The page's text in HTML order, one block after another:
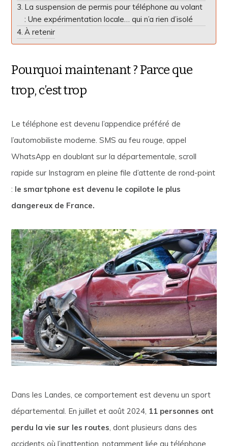
La suspension de permis pour téléphone au volant
: Une expérimentation locale… qui n’a rien d’isolé
À retenir
Pourquoi maintenant ? Parce que
trop, c’est trop
Le téléphone est devenu l’appendice préféré de
l’automobiliste moderne. SMS au feu rouge, appel
WhatsApp en doublant sur la départementale, scroll
rapide sur Instagram en pleine file d’attente de rond-point
: le smartphone est devenu le copilote le plus
dangereux de France.
Dans les Landes, ce comportement est devenu un sport
départemental. En juillet et août 2024, 11 personnes ont
perdu la vie sur les routes, dont plusieurs dans des
accidents où l’inattention, notamment liée au téléphone,